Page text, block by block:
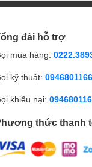
đài hỗ trợ
mua hàng:
kỹ thuật: 0946801166
khiếu nại:
thức thanh